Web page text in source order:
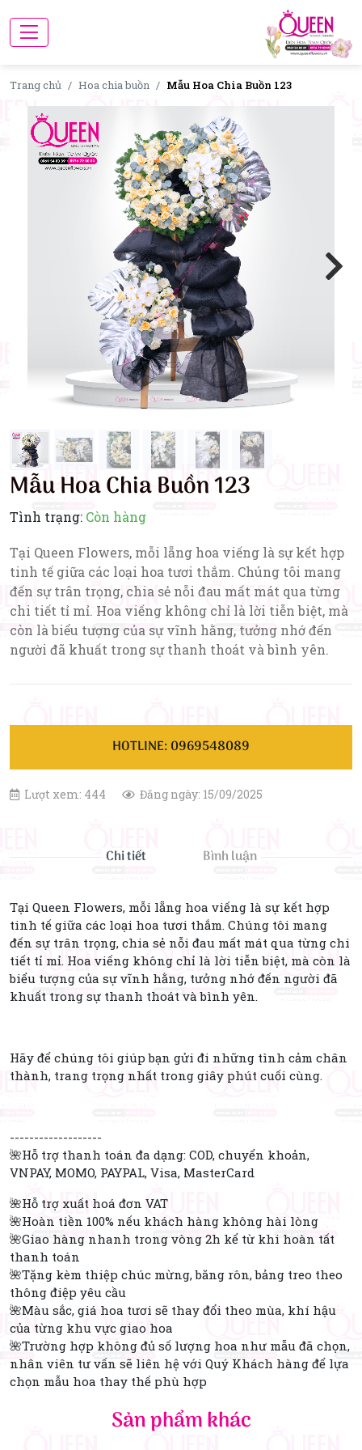
Trang chủ Hoa chia buồn Mẫu Hoa Chia Buồn 123
Mẫu Hoa Chia Buồn 123
Tình trạng: Còn hàng
Tại Queen Flowers, mỗi lẵng hoa viếng là sự kết hợp
tinh tế giữa các loại hoa tươi thắm. Chúng tôi mang
đến sự trân trọng, chia sẻ nỗi đau mất mát qua từng
chi tiết tỉ mỉ. Hoa viếng không chỉ là lời tiễn biệt, mà
còn là biểu tượng của sự vĩnh hằng, tưởng nhớ đến
người đã khuất trong sự thanh thoát và bình yên.
HOTLINE: 0969548089
Lượt xem: 444 Đăng ngày: 15/09/2025
Chi tiết Bình luận
Tại Queen Flowers, mỗi lẵng hoa viếng là sự kết hợp
tinh tế giữa các loại hoa tươi thắm. Chúng tôi mang
đến sự trân trọng, chia sẻ nỗi đau mất mát qua từng chi
tiết tỉ mỉ. Hoa viếng không chỉ là lời tiễn biệt, mà còn là
biểu tượng của sự vĩnh hằng, tưởng nhớ đến người đã
khuất trong sự thanh thoát và bình yên.
Hãy để chúng tôi giúp bạn gửi đi những tình cảm chân
thành, trang trọng nhất trong giây phút cuối cùng.
-------------------
🌺Hỗ trợ thanh toán đa dạng: COD, chuyển khoản,
VNPAY, MOMO, PAYPAL, Visa, MasterCard
🌺Hỗ trợ xuất hoá đơn VAT
🌺Hoàn tiền 100% nếu khách hàng không hài lòng
🌺Giao hàng nhanh trong vòng 2h kể từ khi hoàn tất
thanh toán
🌺Tặng kèm thiệp chúc mừng, băng rôn, bảng treo theo
thông điệp yêu cầu
🌺Màu sắc, giá hoa tươi sẽ thay đổi theo mùa, khí hậu
của từng khu vực giao hoa
🌺Trường hợp không đủ số lượng hoa như mẫu đã chọn,
nhân viên tư vấn sẽ liên hệ với Quý Khách hàng để lựa
chọn mẫu hoa thay thế phù hợp
Sản phẩm khác